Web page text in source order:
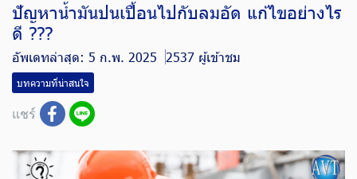
ปัญหาน้ำมันปนเปื้อนไปกับลมอัด แก้ไขอย่างไร
ดี ???
อัพเดทล่าสุด: 5 ก.พ. 2025 2537 ผู้เข้าชม
บทความที่น่าสนใจ
แชร์